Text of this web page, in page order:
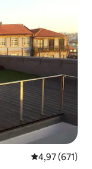
Prosječna
4,97 (671)